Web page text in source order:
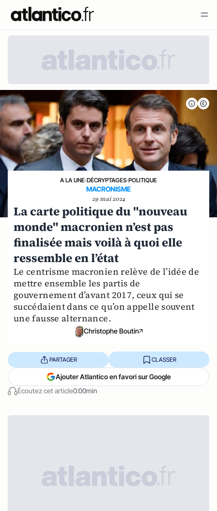
A LA UNE›DÉCRYPTAGES›POLITIQUE
MACRONISME
29 mai 2024
La carte politique du "nouveau
monde" macronien n’est pas
finalisée mais voilà à quoi elle
ressemble en l’état
Le centrisme macronien relève de l’idée de
mettre ensemble les partis de
gouvernement d’avant 2017, ceux qui se
succédaient dans ce qu’on appelle souvent
une fausse alternance.
Christophe Boutin
Écoutez cet article0:00min
PARTAGER CLASSER
Ajouter Atlantico en favori sur Google